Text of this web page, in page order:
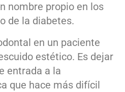
nombre propio en los
de la diabetes.
en un paciente
estético. Es dejar
entrada a la
que hace más difícil